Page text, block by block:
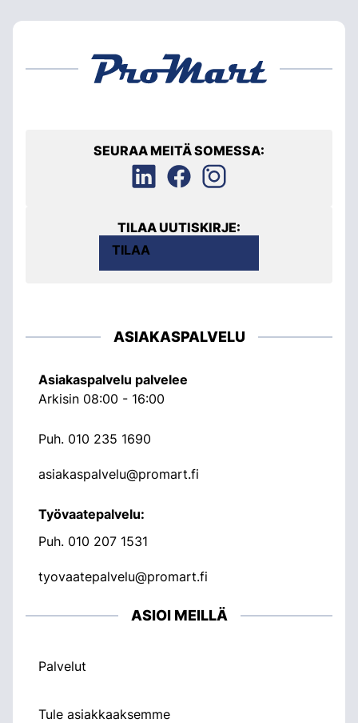
SEURAA MEITÄ SOMESSA:
TILAA UUTISKIRJE:
TILAA
ASIAKASPALVELU
Asiakaspalvelu palvelee
Arkisin 08:00 - 16:00
Puh. 010 235 1690
asiakaspalvelu@promart.fi
Työvaatepalvelu:
Puh. 010 207 1531
tyovaatepalvelu@promart.fi
ASIOI MEILLÄ
Palvelut
Tule asiakkaaksemme